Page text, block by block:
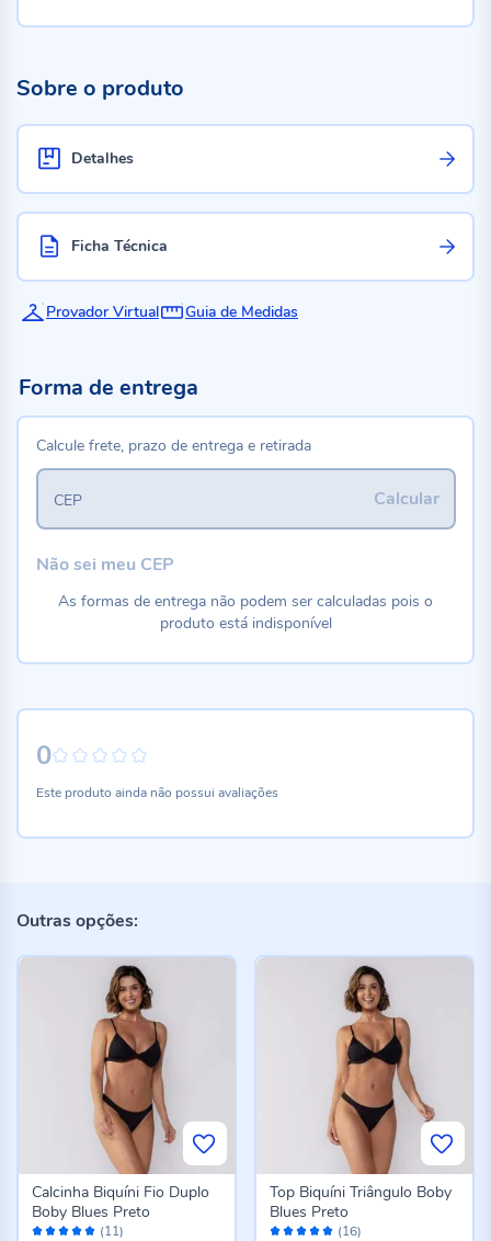
Sobre o produto
Detalhes
Ficha Técnica
Provador Virtual Guia de Medidas
0
Este produto ainda não possui avaliações
Forma de entrega
Calcule frete, prazo de entrega e retirada
Calcular
CEP
Não sei meu CEP
As formas de entrega não podem ser calculadas pois o
produto está indisponível
Outras opções:
Avaliação: (11)
Calcinha Biquíni Fio Duplo
Boby Blues Preto
Avaliação: (16)
Top Biquíni Triângulo Boby
Blues Preto